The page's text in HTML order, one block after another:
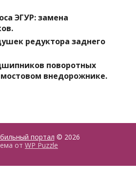
ЭГУР: замена
редуктора заднего
поворотных
внедорожнике.
портал © 2026
от WP Puzzle